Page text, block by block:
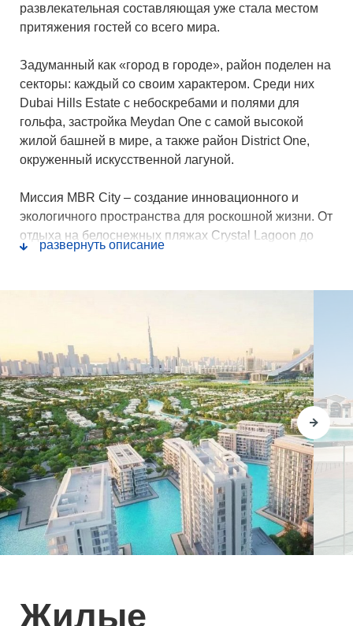
развлекательная составляющая уже стала местом
притяжения гостей со всего мира.
Задуманный как «город в городе», район поделен на
секторы: каждый со своим характером. Среди них
Dubai Hills Estate с небоскребами и полями для
гольфа, застройка Meydan One с самой высокой
жилой башней в мире, а также район District One,
окруженный искусственной лагуной.
Миссия MBR City – создание инновационного и
экологичного пространства для роскошной жизни. От
отдыха на белоснежных пляжах Crystal Lagoon до
профессиональной игры на 18-луночном гольф-
Соседство с престижными районами Downtown
Dubai (10 минут) и Business Bay (15 минут) придает
MBR City особый статус, поэтому его жители всегда
будут в центре событий.
Кроме того, быстрый доступ к знаковым
достопримечательностям гарантирован благодаря
расположению между крупнейшими
автомагистралями: Sheikh Mohammed Bin Zayed
Road, Al Khail Road и Dubai Al Ain Road. Чтобы
устроить шопинг в Dubai Mall, вам понадобится
всего 10 минут на автомобиле. А пляж с аквапарком
развернуть описание
Жилые